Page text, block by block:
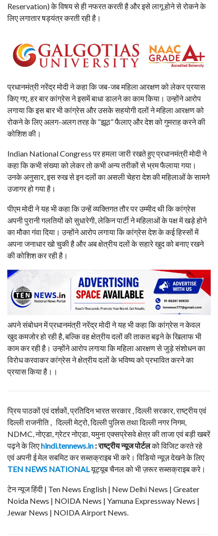
Reservation) के विषय से ही नफरत करती है और इसे लागू होने से रोकने के
लिए लगातार षड्यंत्र करती रही है।
प्रधानमंत्री नरेंद्र मोदी ने कहा कि जब-जब महिला आरक्षण को लेकर प्रयास
किए गए, हर बार कांग्रेस ने इसमें बाधा डालने का काम किया। उन्होंने आरोप
लगाया कि इस बार भी कांग्रेस और उसके सहयोगी दलों ने महिला आरक्षण को
रोकने के लिए अलग-अलग तरह के “झूठ” फैलाए और देश को गुमराह करने की
कोशिश की।
Indian National Congress पर हमला जारी रखते हुए प्रधानमंत्री मोदी ने
कहा कि कभी संख्या को लेकर तो कभी अन्य तरीकों से भ्रम फैलाया गया।
उनके अनुसार, इस रुख से इन दलों का असली चेहरा देश की महिलाओं के सामने
उजागर हो गया है।
पीएम मोदी ने यह भी कहा कि उन्हें व्यक्तिगत तौर पर उम्मीद थी कि कांग्रेस
अपनी पुरानी गलतियों को सुधारेगी, लेकिन पार्टी ने महिलाओं के पक्ष में खड़े होने
का मौका गंवा दिया। उन्होंने आरोप लगाया कि कांग्रेस देश के कई हिस्सों में
अपना जनाधार खो चुकी है और अब क्षेत्रीय दलों के सहारे खुद को बनाए रखने
की कोशिश कर रही है।
अपने संबोधन में प्रधानमंत्री नरेंद्र मोदी ने यह भी कहा कि कांग्रेस न केवल
खुद कमजोर हो रही है, बल्कि वह क्षेत्रीय दलों की ताकत बढ़ने के खिलाफ भी
काम कर रही है। उन्होंने आरोप लगाया कि महिला आरक्षण से जुड़े संशोधन का
विरोध करवाकर कांग्रेस ने क्षेत्रीय दलों के भविष्य को प्रभावित करने का
प्रयास किया है।।
प्रिय पाठकों एवं दर्शकों, प्रतिदिन भारत सरकार , दिल्ली सरकार, राष्ट्रीय एवं
दिल्ली राजनीति , दिल्ली मेट्रो, दिल्ली पुलिस तथा दिल्ली नगर निगम,
NDMC, नोएडा, ग्रेटर नोएडा, यमुना एक्सप्रेसवे क्षेत्र की ताजा एवं बड़ी खबरें
पढ़ने के लिएhindi.tennews.in : राष्ट्रीय न्यूज पोर्टलको विजिट करते रहे
एवं अपनी ई मेल सबमिट कर सब्सक्राइब भी करे। विडियो न्यूज़ देखने के लिए
TEN NEWS NATIONALयूट्यूब चैनल को भी ज़रूर सब्सक्राइब करे।
टेन न्यूज हिंदी | Ten News English | New Delhi News | Greater
Noida News | NOIDA News | Yamuna Expressway News |
Jewar News | NOIDA Airport News.